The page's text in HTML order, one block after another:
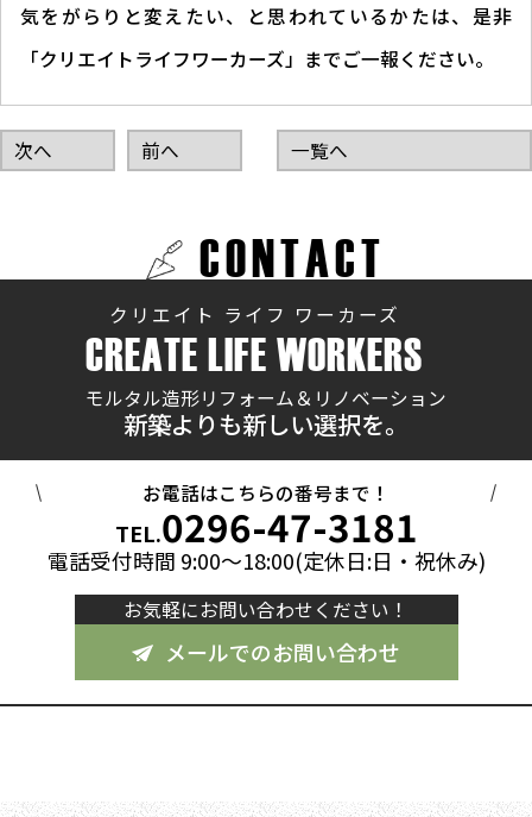
気をがらりと変えたい、と思われているかたは、是非
「クリエイトライフワーカーズ」までご一報ください。
次へ 前へ 一覧へ
CONTACT
クリエイト ライフ ワーカーズ
CREATE LIFE WORKERS
モルタル造形リフォーム＆リノベーション
新築よりも新しい選択を。
お電話はこちらの番号まで！
TEL.0296-47-3181
電話受付時間 9:00～18:00(定休日:日・祝休み)
お気軽にお問い合わせください！
メールでのお問い合わせ